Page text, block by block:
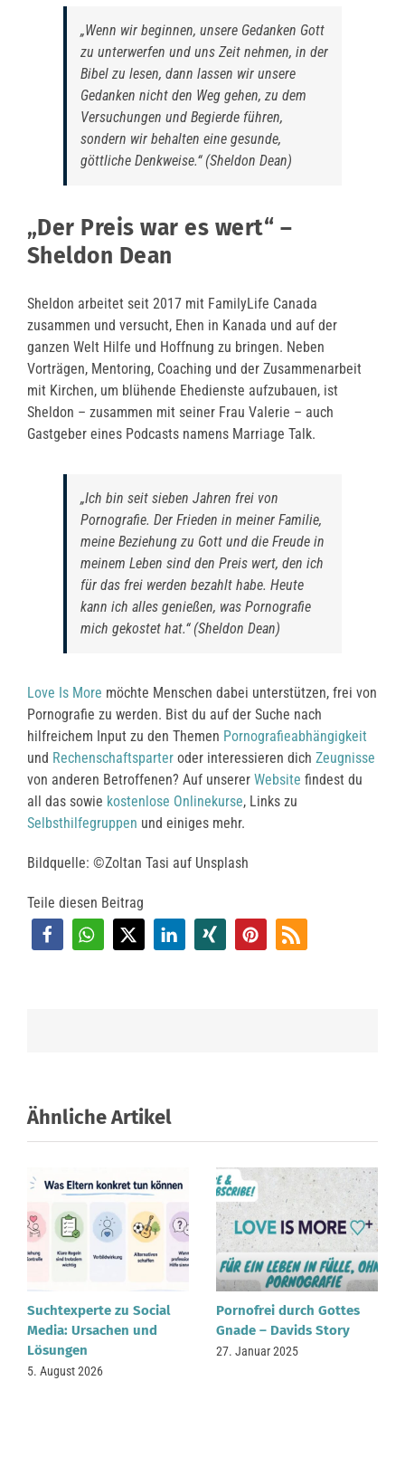
„Wenn wir beginnen, unsere Gedanken Gott
zu unterwerfen und uns Zeit nehmen, in der
Bibel zu lesen, dann lassen wir unsere
Gedanken nicht den Weg gehen, zu dem
Versuchungen und Begierde führen,
sondern wir behalten eine gesunde,
göttliche Denkweise.“ (Sheldon Dean)
„Der Preis war es wert“ –
Sheldon Dean
Sheldon arbeitet seit 2017 mit FamilyLife Canada
zusammen und versucht, Ehen in Kanada und auf der
ganzen Welt Hilfe und Hoffnung zu bringen. Neben
Vorträgen, Mentoring, Coaching und der Zusammenarbeit
mit Kirchen, um blühende Ehedienste aufzubauen, ist
Sheldon – zusammen mit seiner Frau Valerie – auch
Gastgeber eines Podcasts namens Marriage Talk.
„Ich bin seit sieben Jahren frei von
Pornografie. Der Frieden in meiner Familie,
meine Beziehung zu Gott und die Freude in
meinem Leben sind den Preis wert, den ich
für das frei werden bezahlt habe. Heute
kann ich alles genießen, was Pornografie
mich gekostet hat.“ (Sheldon Dean)
Love Is More möchte Menschen dabei unterstützen, frei von
Pornografie zu werden. Bist du auf der Suche nach
hilfreichem Input zu den Themen Pornografieabhängigkeit
und Rechenschaftsparteroder interessieren dich Zeugnisse
von anderen Betroffenen? Auf unserer Website findest du
all das sowie kostenlose Onlinekurse, Links zu
Selbsthilfegruppen und einiges mehr.
Bildquelle: ©Zoltan Tasi auf Unsplash
Teile diesen Beitrag
Ähnliche Artikel
Suchtexperte zu Social
Media: Ursachen und
Lösungen
5. August 2026
Pornofrei durch Gottes
Gnade – Davids Story
27. Januar 2025